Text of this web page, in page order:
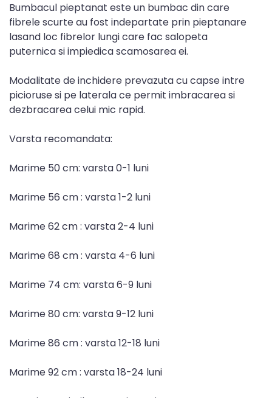
Bumbacul pieptanat este un bumbac din care
fibrele scurte au fost indepartate prin pieptanare
lasand loc fibrelor lungi care fac salopeta
puternica si impiedica scamosarea ei.
Modalitate de inchidere prevazuta cu capse intre
picioruse si pe laterala ce permit imbracarea si
dezbracarea celui mic rapid.
Varsta recomandata:
Marime 50 cm: varsta 0-1 luni
Marime 56 cm : varsta 1-2 luni
Marime 62 cm : varsta 2-4 luni
Marime 68 cm : varsta 4-6 luni
Marime 74 cm: varsta 6-9 luni
Marime 80 cm: varsta 9-12 luni
Marime 86 cm : varsta 12-18 luni
Marime 92 cm : varsta 18-24 luni